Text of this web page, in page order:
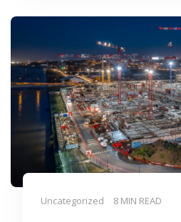
Uncategorized 8 MIN READ